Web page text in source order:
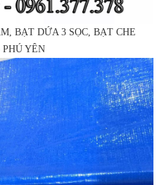
BẠT DỨA 3 SỌC, BẠT CHE
YÊN